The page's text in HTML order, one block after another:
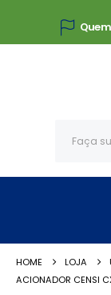
HOME LOJA
ACIONADOR CENSI